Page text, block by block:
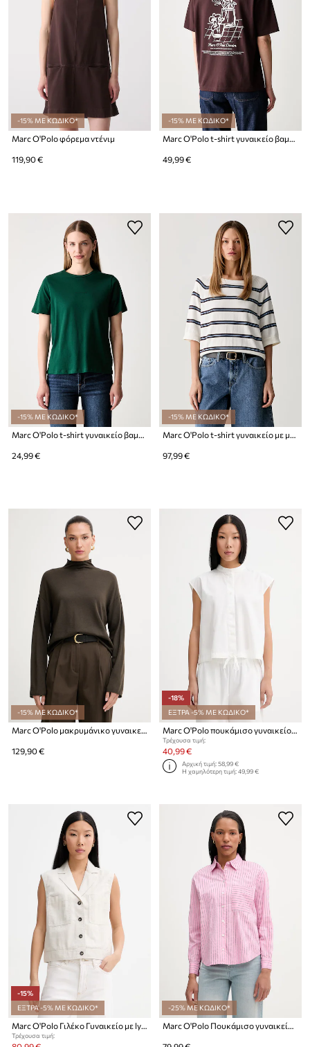
-15% ΜΕ ΚΩΔΙΚΟ*
Marc O'Polo φόρεμα ντένιμ
119,90 €
-15% ΜΕ ΚΩΔΙΚΟ*
Marc O'Polo t-shirt γυναικείο βαμβακερό
49,99 €
-15% ΜΕ ΚΩΔΙΚΟ*
24,99 €
-15% ΜΕ ΚΩΔΙΚΟ*
97,99 €
-15% ΜΕ ΚΩΔΙΚΟ*
Marc O'Polo μακρυμάνικο γυναικείο μάλλινο
129,90 €
-18%
ΕΞΤΡΑ -5% ΜΕ ΚΩΔΙΚΟ*
Marc O'Polo πουκάμισο γυναικείο βαμβακερό
Τρέχουσα τιμή:
40,99 €
Αρχική τιμή:58,99 €
Η χαμηλότερη τιμή:49,99 €
-15%
ΕΞΤΡΑ -5% ΜΕ ΚΩΔΙΚΟ*
Marc O'Polo Γιλέκο Γυναικείο με lyocell
Τρέχουσα τιμή:
-25% ΜΕ ΚΩΔΙΚΟ*
Marc O'Polo Πουκάμισο γυναικείο με βαμβάκι